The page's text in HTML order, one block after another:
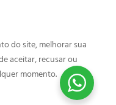
biolinkmedical.com.br
científica (Research
do site, melhorar sua
aceitar, recusar ou
momento.